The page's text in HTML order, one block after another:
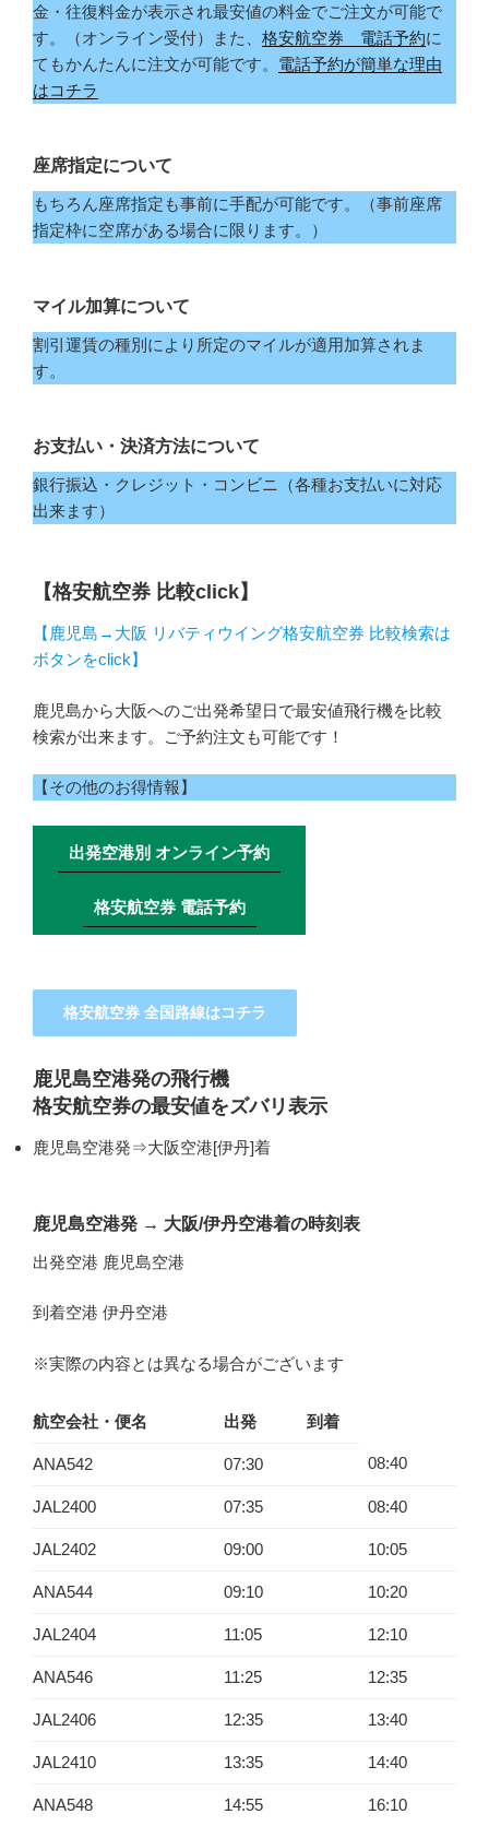
金・往復料金が表示され最安値の料金でご注文が可能で
す。（オンライン受付）また、 格安航空券 電話予約に
てもかんたんに注文が可能です。 電話予約が簡単な理由
はコチラ
座席指定について
もちろん座席指定も事前に手配が可能です。（事前座席
指定枠に空席がある場合に限ります。）
マイル加算について
割引運賃の種別により所定のマイルが適用加算されま
す。
お支払い・決済方法について
銀行振込・クレジット・コンビニ（各種お支払いに対応
出来ます）
【格安航空券 比較click】
【鹿児島→大阪 リバティウイング格安航空券 比較検索は
ボタンをclick】
鹿児島から大阪へのご出発希望日で最安値飛行機を比較
検索が出来ます。ご予約注文も可能です！
【その他のお得情報】
出発空港別 オンライン予約
格安航空券 電話予約
格安航空券 全国路線はコチラ
鹿児島空港発の飛行機
格安航空券の最安値をズバリ表示
鹿児島空港発⇒大阪空港[伊丹]着
鹿児島空港発 → 大阪/伊丹空港着の時刻表
出発空港 鹿児島空港
到着空港 伊丹空港
※実際の内容とは異なる場合がございます
航空会社・便名 出発 到着
ANA542 07:30 08:40
JAL2400 07:35 08:40
JAL2402 09:00 10:05
ANA544 09:10 10:20
JAL2404 11:05 12:10
ANA546 11:25 12:35
JAL2406 12:35 13:40
JAL2410 13:35 14:40
ANA548 14:55 16:10